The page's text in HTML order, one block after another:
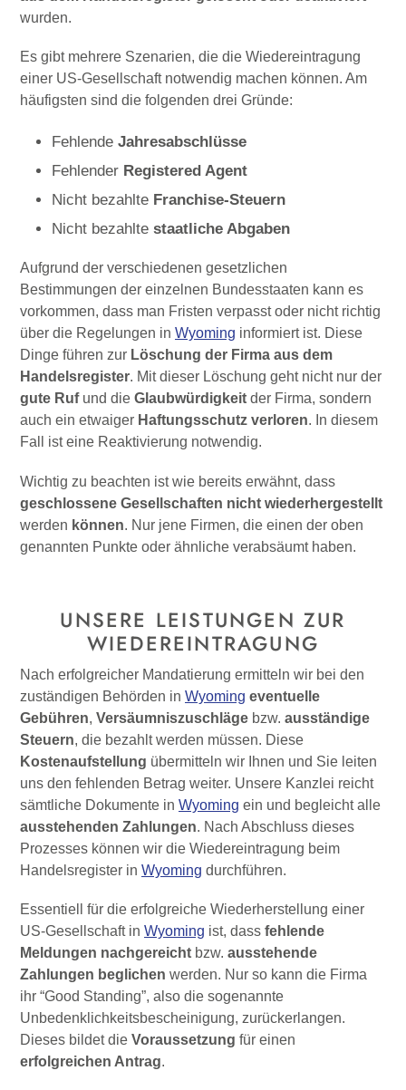
wurden.
Es gibt mehrere Szenarien, die die Wiedereintragung
einer US-Gesellschaft notwendig machen können. Am
häufigsten sind die folgenden drei Gründe:
Fehlende Jahresabschlüsse
Fehlender Registered Agent
Nicht bezahlte Franchise-Steuern
Nicht bezahlte staatliche Abgaben
Aufgrund der verschiedenen gesetzlichen
Bestimmungen der einzelnen Bundesstaaten kann es
vorkommen, dass man Fristen verpasst oder nicht richtig
über die Regelungen in Wyoming informiert ist. Diese
Dinge führen zur Löschung der Firma aus dem
Handelsregister. Mit dieser Löschung geht nicht nur der
gute Rufund die Glaubwürdigkeit der Firma, sondern
auch ein etwaiger Haftungsschutz verloren. In diesem
Fall ist eine Reaktivierung notwendig.
Wichtig zu beachten ist wie bereits erwähnt, dass
geschlossene Gesellschaften nicht wiederhergestellt
werden können. Nur jene Firmen, die einen der oben
genannten Punkte oder ähnliche verabsäumt haben.
UNSERE LEISTUNGEN ZUR
WIEDEREINTRAGUNG
Nach erfolgreicher Mandatierung ermitteln wir bei den
zuständigen Behörden in Wyoming eventuelle
Gebühren, Versäumniszuschläge bzw. ausständige
Steuern, die bezahlt werden müssen. Diese
Kostenaufstellung übermitteln wir Ihnen und Sie leiten
uns den fehlenden Betrag weiter. Unsere Kanzlei reicht
sämtliche Dokumente in Wyoming ein und begleicht alle
ausstehenden Zahlungen. Nach Abschluss dieses
Prozesses können wir die Wiedereintragung beim
Handelsregister in Wyoming durchführen.
Essentiell für die erfolgreiche Wiederherstellung einer
US-Gesellschaft in Wyoming ist, dass fehlende
Meldungen nachgereicht bzw. ausstehende
Zahlungen beglichen werden. Nur so kann die Firma
ihr “Good Standing”, also die sogenannte
Unbedenklichkeitsbescheinigung, zurückerlangen.
Dieses bildet die Voraussetzung für einen
erfolgreichen Antrag.